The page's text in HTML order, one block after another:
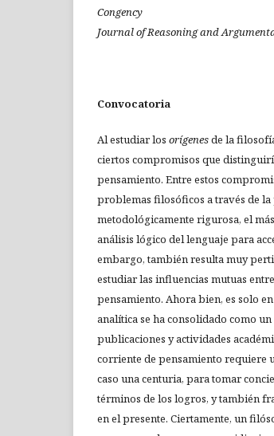
Congency
Journal of Reasoning and
Convocatoria
Al estudiar los orígenesde la
ciertos compromisos que
pensamiento. Entre estos
problemas filosóficos a través de
metodológicamente rigurosa, el
análisis lógico del lenguaje para
embargo, también resulta muy
estudiar las influencias mutuas
pensamiento. Ahora bien, es solo
analítica se ha consolidado como
publicaciones y actividades
corriente de pensamiento requiere
caso una centuria, para tomar
términos de los logros, y también
en el presente. Ciertamente, un